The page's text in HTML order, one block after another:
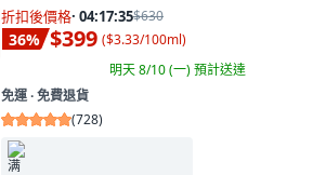
折扣後價格· 04:17:34$630
36% $399 ($3.33/100ml)
明天 8/10 (一)預計送達
免運 ∙ 免費退貨
(728)